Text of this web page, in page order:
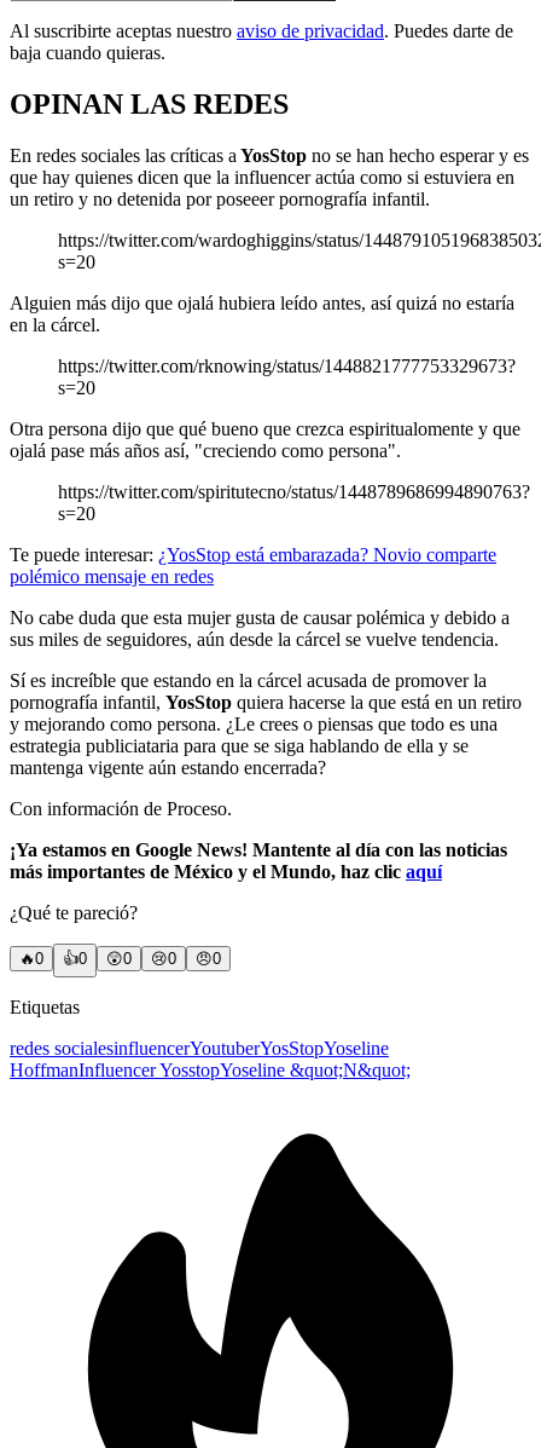
Al suscribirte aceptas nuestro aviso de privacidad. Puedes darte de
baja cuando quieras.
OPINAN LAS REDES
En redes sociales las críticas a YosStop no se han hecho esperar y es
que hay quienes dicen que la influencer actúa como si estuviera en
un retiro y no detenida por poseeer pornografía infantil.
https://twitter.com/wardoghiggins/status/
s=20
Alguien más dijo que ojalá hubiera leído antes, así quizá no estaría
en la cárcel.
https://twitter.com/rknowing/status/1448821777753329673?
s=20
Otra persona dijo que qué bueno que crezca espiritualomente y que
ojalá pase más años así, "creciendo como persona".
https://twitter.com/spiritutecno/status/1448789686994890763?
s=20
Te puede interesar: ¿YosStop está embarazada? Novio comparte
polémico mensaje en redes
No cabe duda que esta mujer gusta de causar polémica y debido a
sus miles de seguidores, aún desde la cárcel se vuelve tendencia.
Sí es increíble que estando en la cárcel acusada de promover la
pornografía infantil, YosStop quiera hacerse la que está en un retiro
y mejorando como persona. ¿Le crees o piensas que todo es una
estrategia publiciataria para que se siga hablando de ella y se
mantenga vigente aún estando encerrada?
Con información de Proceso.
¡Ya estamos en Google News! Mantente al día con las noticias
más importantes de México y el Mundo, haz clic aquí
¿Qué te pareció?
🔥0 👍0 😲0 😢0 😠0
Etiquetas
redes socialesinfluencerYoutuberYosStopYoseline
HoffmanInfluencer YosstopYoseline &quot;N&quot;